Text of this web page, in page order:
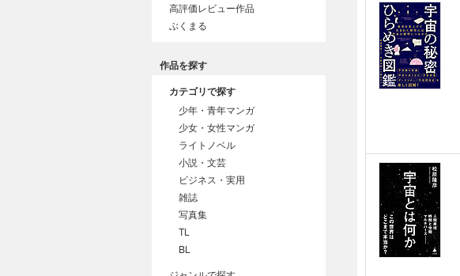
高評価レビュー作品
ぶくまる
作品を探す
カテゴリで探す
少年・青年マンガ
少女・女性マンガ
ライトノベル
小説・文芸
ビジネス・実用
雑誌
写真集
TL
BL